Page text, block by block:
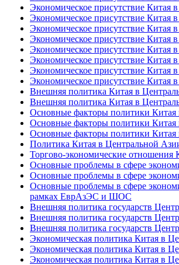
Экономическое присутствие Китая
Экономическое присутствие Китая
Экономическое присутствие Китая
Экономическое присутствие Китая
Экономическое присутствие Китая в
Экономическое присутствие Китая в
Экономическое присутствие Китая
Экономическое присутствие Китая
Внешняя политика Китая в
Внешняя политика Китая в
Основные факторы политики Китая
Основные факторы политики Китая
Основные факторы политики Китая
Политика Китая в Центральной
Торгово-экономические отношения
Основные проблемы в сфере
Основные проблемы в сфере
Основные проблемы в сфере
рамках ЕврАзЭС и ШОС
Внешняя политика государств
Внешняя политика государств
Внешняя политика государств
Экономическая политика Китая в
Экономическая политика Китая в
Экономическая политика Китая в